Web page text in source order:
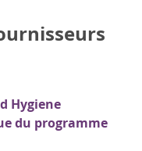
Hygiene
du programme